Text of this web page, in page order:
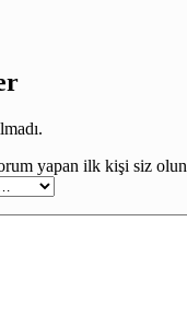
yapan ilk kişi siz olun